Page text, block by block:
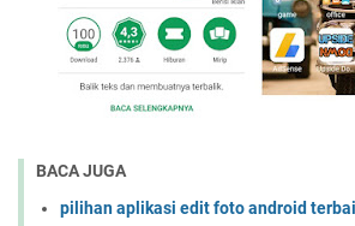
BACA JUGA
pilihan aplikasi edit foto android